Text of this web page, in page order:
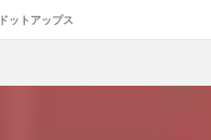
ドットアップス